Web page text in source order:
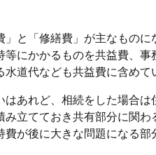
」と「修繕費」が主なもの
等にかかるものを共益費、
道代なども共益費に含めて
はあれど、相続をした場合
み立てておき共有部分に関
費が後に大きな問題になる